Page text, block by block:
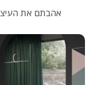
אהבתם את